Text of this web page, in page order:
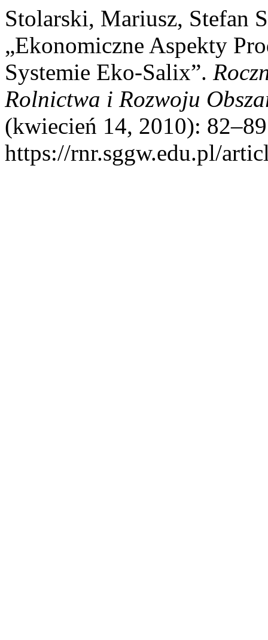
Stolarski, Mariusz, Stefan
„Ekonomiczne Aspekty
Systemie Eko-Salix”.
Rolnictwa i Rozwoju
(kwiecień 14, 2010):
https://rnr.sggw.edu.pl/